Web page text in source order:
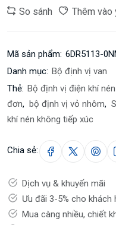
So sánh Thêm vào
Mã sản phẩm: 6DR5113-
Danh mục: Bộ định vị van
Thẻ: Bộ định vị điện khí nén
đơn, bộ định vị vỏ nhôm,
khí nén không tiếp xúc
Chia sẻ:
Dịch vụ & khuyến mãi
Ưu đãi 3-5% cho khách
Mua càng nhiều, chiết